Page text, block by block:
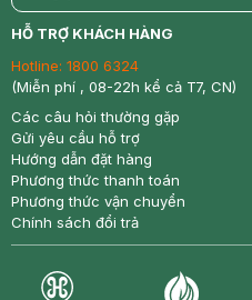
return nowfree
HỖ TRỢ KHÁCH HÀNG
Hotline: 1800 6324
(Miễn phí , 08-22h kể cả T7, CN)
Các câu hỏi thường gặp
Gửi yêu cầu hỗ trợ
Hướng dẫn đặt hàng
Phương thức thanh toán
Phương thức vận chuyển
Chính sách đổi trả